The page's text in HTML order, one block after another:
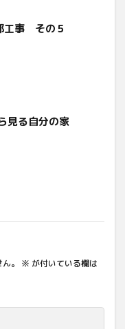
工事 その５
見る自分の家
。 ※ が付いている欄は